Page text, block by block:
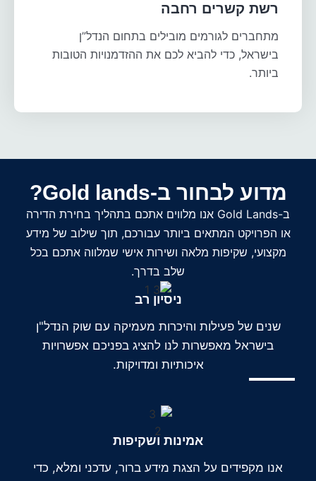
רשת קשרים רחבה
מתחברים לגורמים מובילים בתחום הנדל”ן
בישראל, כדי להביא לכם את ההזדמנויות הטובות
ביותר.
מדוע לבחור ב-Gold lands?
ב-Gold Lands אנו מלווים אתכם בתהליך בחירת הדירה
או הפרויקט המתאים ביותר עבורכם, תוך שילוב של מידע
מקצועי, שקיפות מלאה ושירות אישי שמלווה אתכם בכל
שלב בדרך.
ניסיון רב
שנים של פעילות והיכרות מעמיקה עם שוק הנדל"ן
בישראל מאפשרות לנו להציג בפניכם אפשרויות
איכותיות ומדויקות.
אמינות ושקיפות
אנו מקפידים על הצגת מידע ברור, עדכני ומלא, כדי